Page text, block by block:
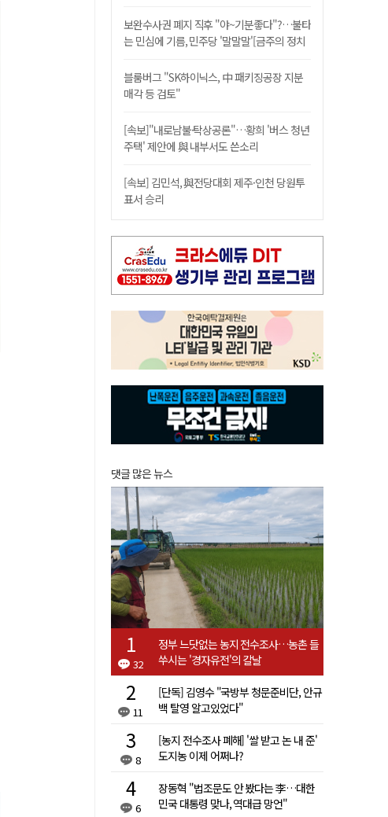
보완수사권 폐지 직후 "야~기분좋다"?…불타
는 민심에 기름, 민주당 '말말말'[금주의 정치
블룸버그 "SK하이닉스, 中 패키징공장 지분
매각 등 검토"
[속보]"내로남불·탁상공론"…황희 '버스 청년
주택' 제안에 與 내부서도 쓴소리
[속보] 김민석, 與전당대회 제주·인천 당원투
표서 승리
댓글 많은 뉴스
32
정부 느닷없는 농지 전수조사…농촌 들
쑤시는 '경자유전'의 칼날
11
[단독] 김영수 "국방부 청문준비단, 안규
백 탈영 알고있었다"
8
[농지 전수조사 폐해] '쌀 받고 논 내 준'
도지농 이제 어쩌나?
6
장동혁 "법조문도 안 봤다는 李…대한
민국 대통령 맞나, 역대급 망언"